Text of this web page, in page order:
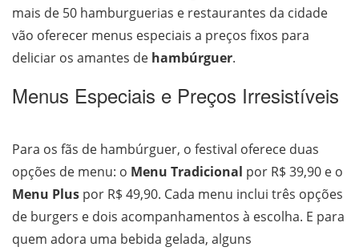
mais de 50 hamburguerias e restaurantes da cidade
vão oferecer menus especiais a preços fixos para
deliciar os amantes de hambúrguer.
Menus Especiais e Preços Irresistíveis
Para os fãs de hambúrguer, o festival oferece duas
opções de menu: o Menu Tradicional por R$ 39,90 e o
Menu Plus por R$ 49,90. Cada menu inclui três opções
de burgers e dois acompanhamentos à escolha. E para
quem adora uma bebida gelada, alguns